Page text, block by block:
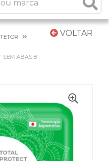
VOLTAR
SEM ABAS 8